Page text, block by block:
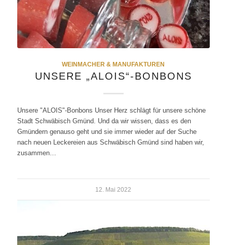
WEINMACHER & MANUFAKTUREN
UNSERE „ALOIS“-BONBONS
Unsere "ALOIS"-Bonbons Unser Herz schlägt für unsere schöne
Stadt Schwäbisch Gmünd. Und da wir wissen, dass es den
Gmündern genauso geht und sie immer wieder auf der Suche
nach neuen Leckereien aus Schwäbisch Gmünd sind haben wir,
zusammen…
12. Mai 2022